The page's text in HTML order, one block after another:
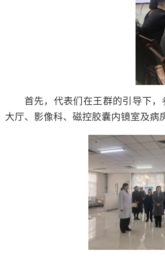
首先，代表们在王群的引导下
大厅、影像科、磁控胶囊内镜室及病